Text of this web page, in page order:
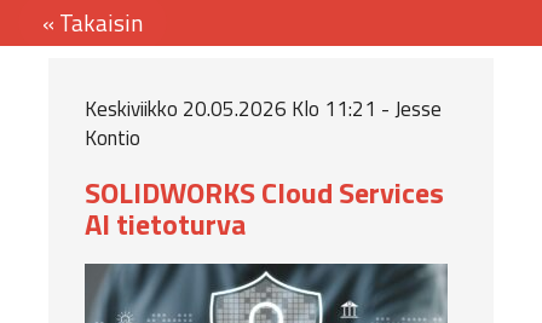
Keskiviikko 20.05.2026 Klo 11:21 - Jesse
Kontio
SOLIDWORKS Cloud Services
AI tietoturva